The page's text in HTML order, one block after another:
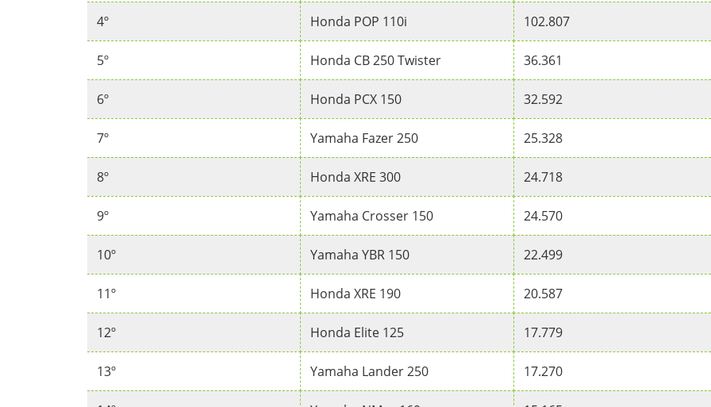
4º Honda POP 110i 102.807
5º Honda CB 250 Twister 36.361
6º Honda PCX 150 32.592
7º Yamaha Fazer 250 25.328
8º Honda XRE 300 24.718
9º Yamaha Crosser 150 24.570
10º Yamaha YBR 150 22.499
11º Honda XRE 190 20.587
12º Honda Elite 125 17.779
13º Yamaha Lander 250 17.270